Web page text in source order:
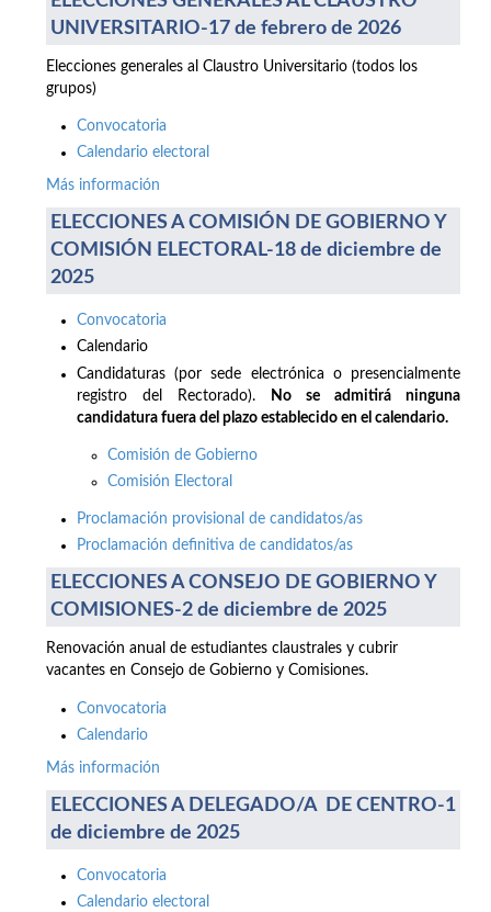
UNIVERSITARIO-17 de febrero de 2026
Elecciones generales al Claustro Universitario (todos los
grupos)
Convocatoria
Calendario electoral
Más información
ELECCIONES A COMISIÓN DE GOBIERNO Y
COMISIÓN ELECTORAL-18 de diciembre de
2025
Convocatoria
Calendario
Candidaturas (por sede electrónica o presencialmente
registro del Rectorado).
No se admitirá ninguna
candidatura fuera del plazo establecido en el calendario.
Comisión de Gobierno
Comisión Electoral
Proclamación provisional de candidatos/as
Proclamación definitiva de candidatos/as
ELECCIONES A CONSEJO DE GOBIERNO Y
COMISIONES-2 de diciembre de 2025
Renovación anual de estudiantes claustrales y cubrir
vacantes en Consejo de Gobierno y Comisiones.
Convocatoria
Calendario
Más información
ELECCIONES A DELEGADO/A DE CENTRO-1
de diciembre de 2025
Convocatoria
Calendario electoral